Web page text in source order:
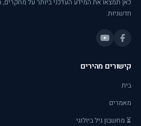
כאן תמצאו את המידע העדכני ביותר על מחקרים,
חדשניות.
קישורים מהירים
בית
מאמרים
⏳ מחשבון גיל ביולוגי